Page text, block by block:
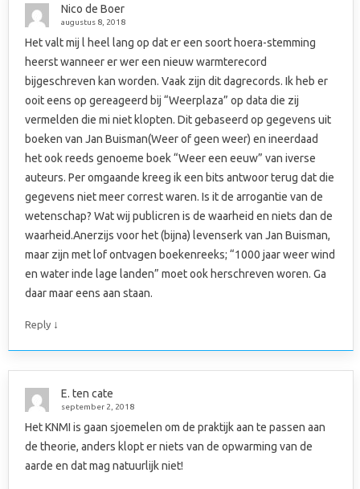
Nico de Boer
augustus 8, 2018
Het valt mij l heel lang op dat er een soort hoera-stemming
heerst wanneer er wer een nieuw warmterecord
bijgeschreven kan worden. Vaak zijn dit dagrecords. Ik heb er
ooit eens op gereageerd bij “Weerplaza” op data die zij
vermelden die mi niet klopten. Dit gebaseerd op gegevens uit
boeken van Jan Buisman(Weer of geen weer) en ineerdaad
het ook reeds genoeme boek “Weer een eeuw” van iverse
auteurs. Per omgaande kreeg ik een bits antwoor terug dat die
gegevens niet meer correst waren. Is it de arrogantie van de
wetenschap? Wat wij publicren is de waarheid en niets dan de
waarheid.Anerzijs voor het (bijna) levenserk van Jan Buisman,
maar zijn met lof ontvagen boekenreeks; “1000 jaar weer wind
en water inde lage landen” moet ook herschreven woren. Ga
daar maar eens aan staan.
Reply ↓
E. ten cate
september 2, 2018
Het KNMI is gaan sjoemelen om de praktijk aan te passen aan
de theorie, anders klopt er niets van de opwarming van de
aarde en dat mag natuurlijk niet!